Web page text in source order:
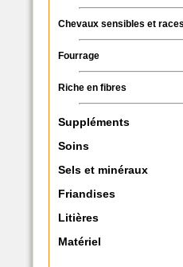
Chevaux sensibles et
Fourrage
Riche en fibres
Suppléments
Soins
Sels et minéraux
Friandises
Litières
Matériel